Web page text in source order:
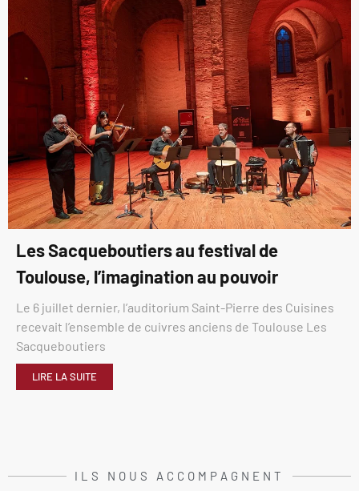
Les Sacqueboutiers au festival de
Toulouse, l’imagination au pouvoir
Le 6 juillet dernier, l’auditorium Saint-Pierre des Cuisines
recevait l’ensemble de cuivres anciens de Toulouse Les
Sacqueboutiers
LIRE LA SUITE
ILS NOUS ACCOMPAGNENT